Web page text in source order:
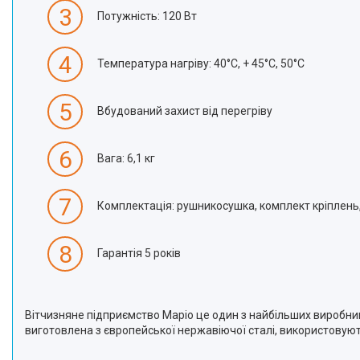
3 Потужність: 120 Вт
4 Температура нагріву: 40°C, + 45°C, 50°C
5 Вбудований захист від перегріву
6 Вага: 6,1 кг
7 Комплектація: рушникосушка, комплект
8 Гарантія 5 років
Вітчизняне підприємство Маріо це один з найбільших
виготовлена з європейської нержавіючої сталі,